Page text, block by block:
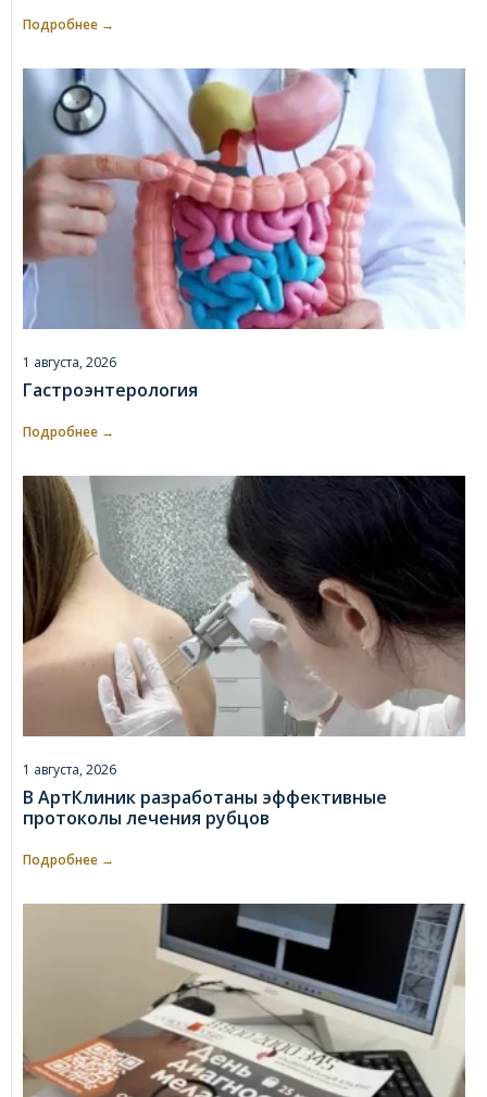
Подробнее →
1 августа, 2026
Гастроэнтерология
Подробнее →
1 августа, 2026
В АртКлиник разработаны эффективные
протоколы лечения рубцов
Подробнее →